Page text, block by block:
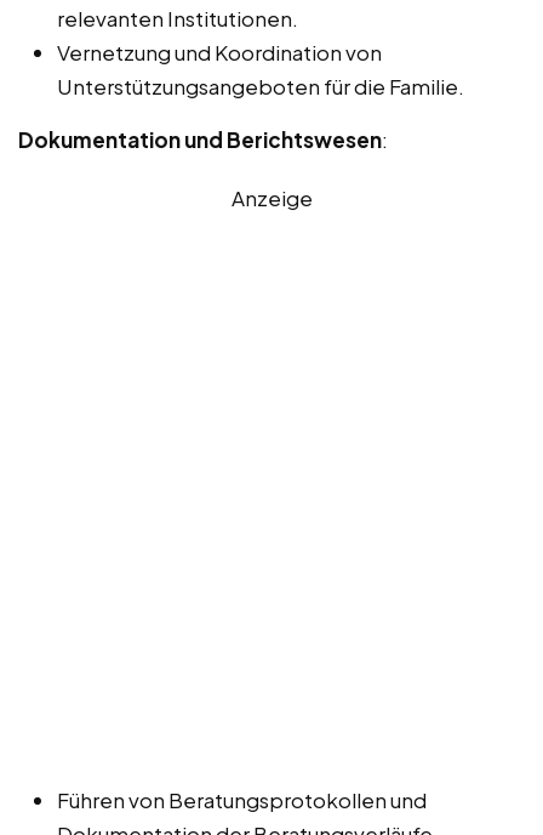
relevanten Institutionen.
Vernetzung und Koordination von
Unterstützungsangeboten für die Familie.
Dokumentation und Berichtswesen:
Anzeige
Führen von Beratungsprotokollen und